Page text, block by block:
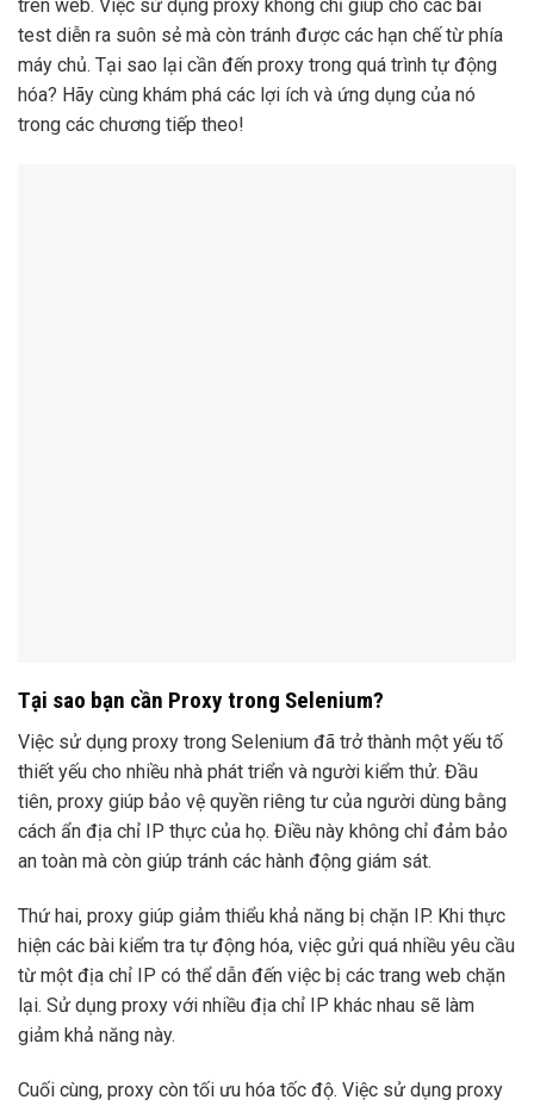
trên web. Việc sử dụng proxy không chỉ giúp cho các bài
test diễn ra suôn sẻ mà còn tránh được các hạn chế từ phía
máy chủ. Tại sao lại cần đến proxy trong quá trình tự động
hóa? Hãy cùng khám phá các lợi ích và ứng dụng của nó
trong các chương tiếp theo!
Tại sao bạn cần Proxy trong Selenium?
Việc sử dụng proxy trong Selenium đã trở thành một yếu tố
thiết yếu cho nhiều nhà phát triển và người kiểm thử. Đầu
tiên, proxy giúp bảo vệ quyền riêng tư của người dùng bằng
cách ẩn địa chỉ IP thực của họ. Điều này không chỉ đảm bảo
an toàn mà còn giúp tránh các hành động giám sát.
Thứ hai, proxy giúp giảm thiểu khả năng bị chặn IP. Khi thực
hiện các bài kiểm tra tự động hóa, việc gửi quá nhiều yêu cầu
từ một địa chỉ IP có thể dẫn đến việc bị các trang web chặn
lại. Sử dụng proxy với nhiều địa chỉ IP khác nhau sẽ làm
giảm khả năng này.
Cuối cùng, proxy còn tối ưu hóa tốc độ. Việc sử dụng proxy